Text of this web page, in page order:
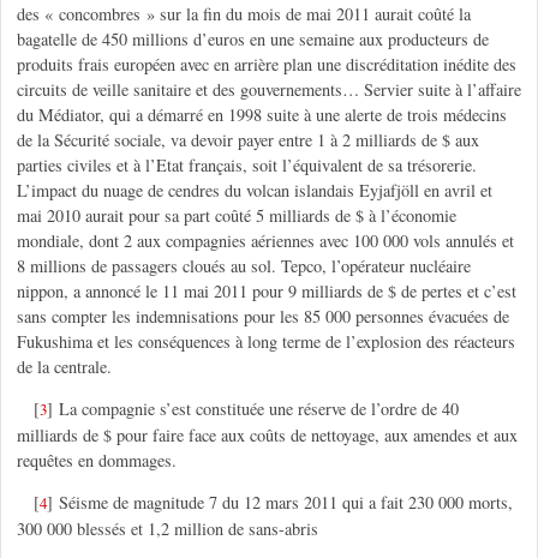
des « concombres » sur la fin du mois de mai 2011 aurait coûté la
bagatelle de 450 millions d’euros en une semaine aux producteurs de
produits frais européen avec en arrière plan une discréditation inédite des
circuits de veille sanitaire et des gouvernements… Servier suite à l’affaire
du Médiator, qui a démarré en 1998 suite à une alerte de trois médecins
de la Sécurité sociale, va devoir payer entre 1 à 2 milliards de $ aux
parties civiles et à l’Etat français, soit l’équivalent de sa trésorerie.
L’impact du nuage de cendres du volcan islandais Eyjafjöll en avril et
mai 2010 aurait pour sa part coûté 5 milliards de $ à l’économie
mondiale, dont 2 aux compagnies aériennes avec 100 000 vols annulés et
8 millions de passagers cloués au sol. Tepco, l’opérateur nucléaire
nippon, a annoncé le 11 mai 2011 pour 9 milliards de $ de pertes et c’est
sans compter les indemnisations pour les 85 000 personnes évacuées de
Fukushima et les conséquences à long terme de l’explosion des réacteurs
de la centrale.
[3]La compagnie s’est constituée une réserve de l’ordre de 40
milliards de $ pour faire face aux coûts de nettoyage, aux amendes et aux
requêtes en dommages.
[4]Séisme de magnitude 7 du 12 mars 2011 qui a fait 230 000 morts,
300 000 blessés et 1,2 million de sans-abris